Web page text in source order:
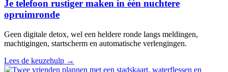
Je telefoon rustiger maken in één nuchtere
opruimronde
Geen digitale detox, wel een heldere ronde langs meldingen,
machtigingen, startscherm en automatische verlengingen.
Lees de keuzehulp →